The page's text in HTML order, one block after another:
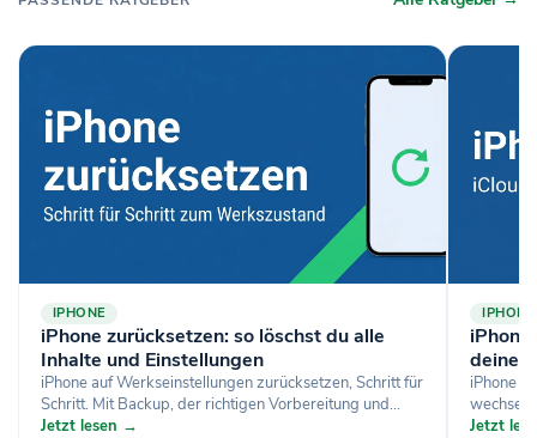
IPHONE
iPhone zurücksetzen: so löschst du alle
Inhalte und Einstellungen
iPhone auf Werkseinstellungen zurücksetzen, Schritt für
Schritt. Mit Backup, der richtigen Vorbereitung und...
Jetzt lesen →
IPHONE
deine
iPhone
Jetzt